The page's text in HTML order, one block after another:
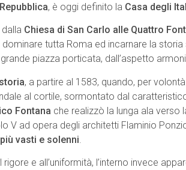
, è oggi definito la Casa degli
Chiesa di San Carlo alle Quattro
tutta Roma ed incarnare la
grande piazza porticata, dall’aspetto
, a partire al 1583, quando, per
al cortile, sormontato dal
Fontana che realizzò la lunga ala
ad opera degli architetti Flaminio
vasti e solenni
e all’uniformità, l’interno invece